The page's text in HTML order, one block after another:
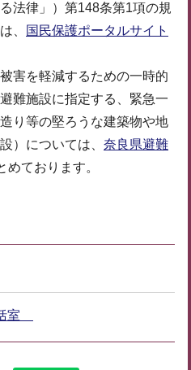
法律」）第148条第1項の規
、
国民保護ポータルサイト
害を軽減するための一時的
難施設に指定する、緊急一
り等の堅ろうな建築物や地
）については、 奈良県避難
めております。
室